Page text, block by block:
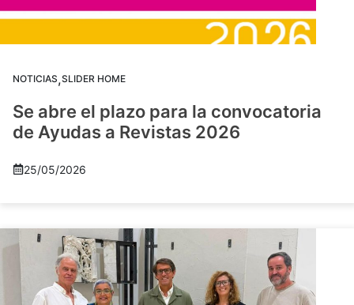
NOTICIAS,SLIDER HOME
Se abre el plazo para la convocatoria
de Ayudas a Revistas 2026
25/05/2026